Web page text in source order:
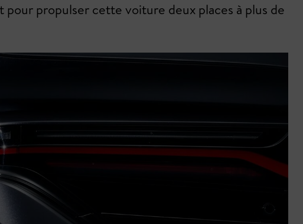
propulser cette voiture deux places à plus de